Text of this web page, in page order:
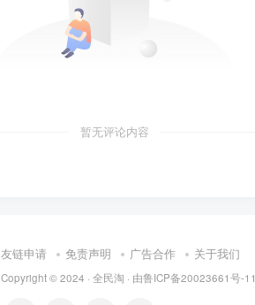
暂无评论内容
友链申请 免责声明 广告合作 关于我们
Copyright © 2024 · 全民淘 · 由鲁ICP备20023661号-11